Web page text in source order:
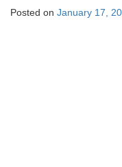
Posted on January 17,